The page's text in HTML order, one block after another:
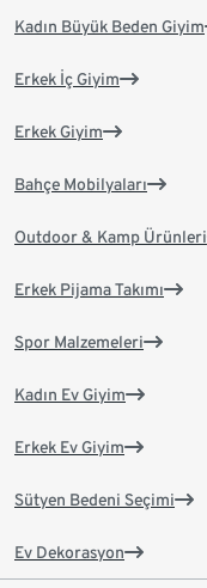
Kadın Büyük Beden Giyim
Erkek İç Giyim
Erkek Giyim
Bahçe Mobilyaları
Outdoor & Kamp Ürünleri
Erkek Pijama Takımı
Spor Malzemeleri
Kadın Ev Giyim
Erkek Ev Giyim
Sütyen Bedeni Seçimi
Ev Dekorasyon